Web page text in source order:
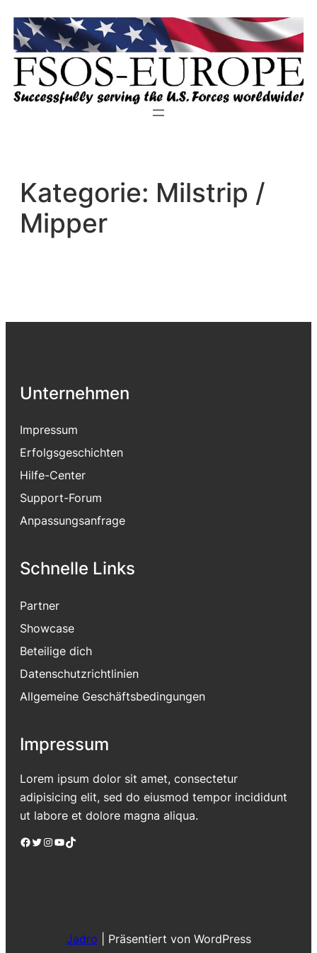
Zum
Inhalt
springen
Kategorie: Milstrip /
Mipper
Unternehmen
Impressum
Erfolgsgeschichten
Hilfe-Center
Support-Forum
Anpassungsanfrage
Schnelle Links
Partner
Showcase
Beteilige dich
Datenschutzrichtlinien
Allgemeine Geschäftsbedingungen
Impressum
Lorem ipsum dolor sit amet, consectetur
adipisicing elit, sed do eiusmod tempor incididunt
ut labore et dolore magna aliqua.
Facebook Twitter Instagram YouTube TikTok
Jadro Präsentiert von WordPress